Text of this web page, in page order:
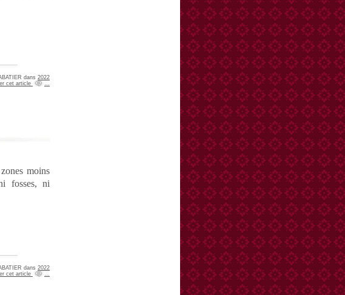
dans 2022
cet article
…
moins
fosses, ni
dans 2022
cet article
…